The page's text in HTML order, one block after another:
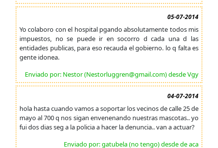
05-07-2014
Yo colaboro con el hospital pgando absolutamente todos mis
impuestos, no se puede ir en socorro d cada una d las
entidades publicas, para eso recauda el gobierno. lo q falta es
gente idonea.
Enviado por: Nestor (Nestorluggren@gmail.com) desde Vgy
04-07-2014
hola hasta cuando vamos a soportar los vecinos de calle 25 de
mayo al 700 q nos sigan envenenando nuestras mascotas.. yo
fui dos dias seg a la policia a hacer la denuncia.. van a actuar?
Enviado por: gatubela (no tengo) desde de aca